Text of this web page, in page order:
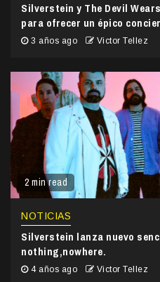
Silverstein y The Devil
para ofrecer un épico
3 años ago Victor Tellez
2 min read
NOTICIAS
Silverstein lanza nuevo
nothing,nowhere.
4 años ago Victor Tellez